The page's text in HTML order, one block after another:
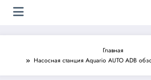
Главная
Насосная станция Aquario AUTO ADB